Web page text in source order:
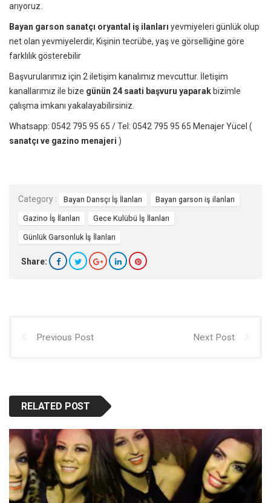
arıyoruz.
Bayan garson sanatçı oryantal iş ilanları yevmiyeleri günlük olup
net olan yevmiyelerdir, Kişinin tecrübe, yaş ve görselliğine göre
farklılık gösterebilir
Başvurularımız için 2 iletişim kanalımız mevcuttur. İletişim
kanallarımız ile bize günün 24 saati başvuru yaparak bizimle
çalışma imkanı yakalayabilirsiniz.
Whatsapp: 0542 795 95 65 / Tel: 0542 795 95 65 Menajer Yücel (
sanatçı ve gazino menajeri )
Category : Bayan Dansçı İş İlanları Bayan garson iş ilanları
Gazino İş İlanları Gece Kulübü İş İlanları
Günlük Garsonluk İş İlanları
Share:
Previous Post Next Post
RELATED POST